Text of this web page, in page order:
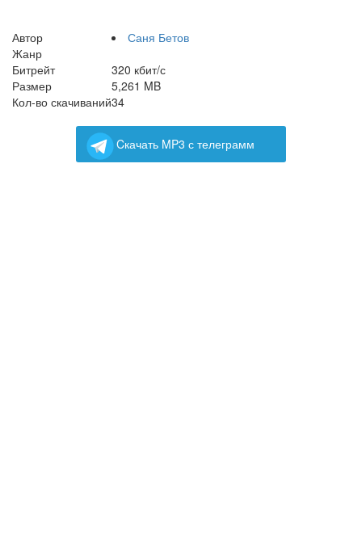
Автор
Саня Бетов
Жанр
Битрейт
320 кбит/с
Размер
5,261 MB
Кол-во скачиваний34
Cкачать MP3 с телеграмм